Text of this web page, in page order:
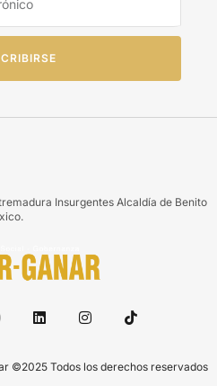
Insurgentes Alcaldía de Benito
©2025 Todos los derechos reservados